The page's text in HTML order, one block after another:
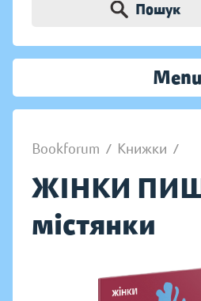
Пошук
Menu
Bookforum / Книжки /
ЖІНКИ
містянки